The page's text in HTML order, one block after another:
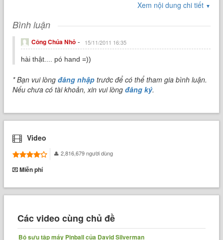
Xem nội dung chi tiết ▼
Bình luận
Công Chúa Nhỏ - 15/11/2011 16:35
hài thật.... pó hand =))
* Bạn vui lòngđăng nhập trước để có thể tham gia bình luận.
Nếu chưa có tài khoản, xin vui lòngđăng ký.
Video
2,816,679 người dùng
Miễn phí
Các video cùng chủ đề
Bộ sưu tập máy Pinball của David Silverman